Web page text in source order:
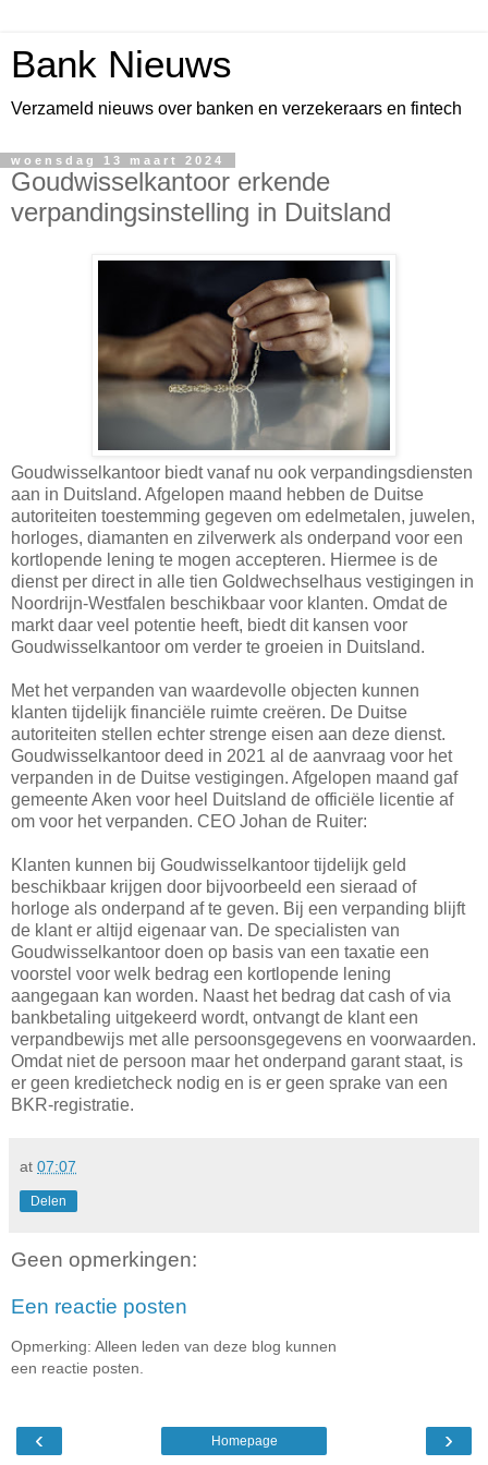
Bank Nieuws
Verzameld nieuws over banken en verzekeraars en fintech
woensdag 13 maart 2024
Goudwisselkantoor erkende
verpandingsinstelling in Duitsland
Goudwisselkantoor biedt vanaf nu ook verpandingsdiensten
aan in Duitsland. Afgelopen maand hebben de Duitse
autoriteiten toestemming gegeven om edelmetalen, juwelen,
horloges, diamanten en zilverwerk als onderpand voor een
kortlopende lening te mogen accepteren. Hiermee is de
dienst per direct in alle tien Goldwechselhaus vestigingen in
Noordrijn-Westfalen beschikbaar voor klanten. Omdat de
markt daar veel potentie heeft, biedt dit kansen voor
Goudwisselkantoor om verder te groeien in Duitsland.
Met het verpanden van waardevolle objecten kunnen
klanten tijdelijk financiële ruimte creëren. De Duitse
autoriteiten stellen echter strenge eisen aan deze dienst.
Goudwisselkantoor deed in 2021 al de aanvraag voor het
verpanden in de Duitse vestigingen. Afgelopen maand gaf
gemeente Aken voor heel Duitsland de officiële licentie af
om voor het verpanden. CEO Johan de Ruiter:
Klanten kunnen bij Goudwisselkantoor tijdelijk geld
beschikbaar krijgen door bijvoorbeeld een sieraad of
horloge als onderpand af te geven. Bij een verpanding blijft
de klant er altijd eigenaar van. De specialisten van
Goudwisselkantoor doen op basis van een taxatie een
voorstel voor welk bedrag een kortlopende lening
aangegaan kan worden. Naast het bedrag dat cash of via
bankbetaling uitgekeerd wordt, ontvangt de klant een
verpandbewijs met alle persoonsgegevens en voorwaarden.
Omdat niet de persoon maar het onderpand garant staat, is
er geen kredietcheck nodig en is er geen sprake van een
BKR-registratie.
at 07:07
Delen
Geen opmerkingen:
Een reactie posten
Opmerking: Alleen leden van deze blog kunnen
een reactie posten.
‹ ›
Homepage